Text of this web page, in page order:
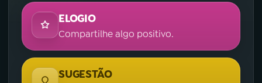
ELOGIO
Compartilhe algo positivo.
SUGESTÃO